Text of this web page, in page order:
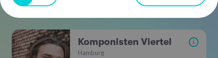
Komponisten Viertel i
Hamburg